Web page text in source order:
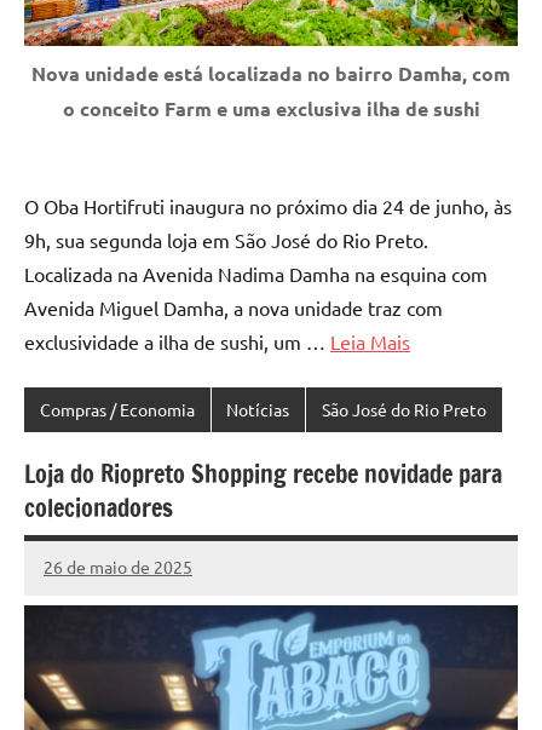
Nova unidade está localizada no bairro Damha, com
o conceito Farm e uma exclusiva ilha de sushi
O Oba Hortifruti inaugura no próximo dia 24 de junho, às
9h, sua segunda loja em São José do Rio Preto.
Localizada na Avenida Nadima Damha na esquina com
Avenida Miguel Damha, a nova unidade traz com
exclusividade a ilha de sushi, um … Leia Mais
Compras / Economia Notícias São José do Rio Preto
Loja do Riopreto Shopping recebe novidade para
colecionadores
26 de maio de 2025
Marcelo
Fachin
2.706
comentários